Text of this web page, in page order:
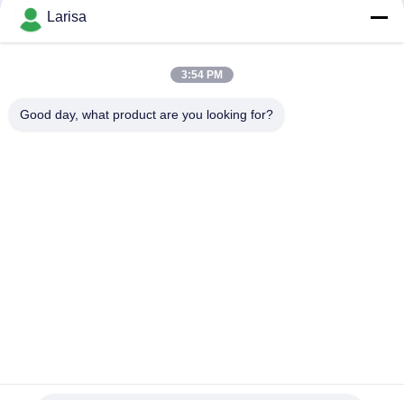
Популярные категории
Larisa
3:54 PM
Good day, what product are you looking for?